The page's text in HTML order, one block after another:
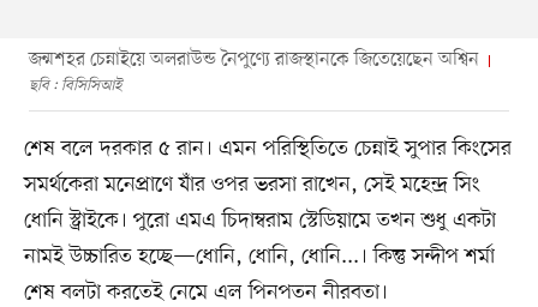
জন্মশহর চেন্নাইয়ে অলরাউন্ড নৈপুণ্যে রাজস্থানকে জিতেয়েছেন অশ্বিন
ছবি : বিসিসিআই
শেষ বলে দরকার ৫ রান। এমন পরিস্থিতিতে চেন্নাই সুপার কিংসের
সমর্থকেরা মনেপ্রাণে যাঁর ওপর ভরসা রাখেন, সেই মহেন্দ্র সিং
ধোনি স্ট্রাইকে। পুরো এমএ চিদাম্বরাম স্টেডিয়ামে তখন শুধু একটা
নামই উচ্চারিত হচ্ছে—ধোনি, ধোনি, ধোনি...। কিন্তু সন্দীপ শর্মা
শেষ বলটা করতেই নেমে এল পিনপতন নীরবতা।